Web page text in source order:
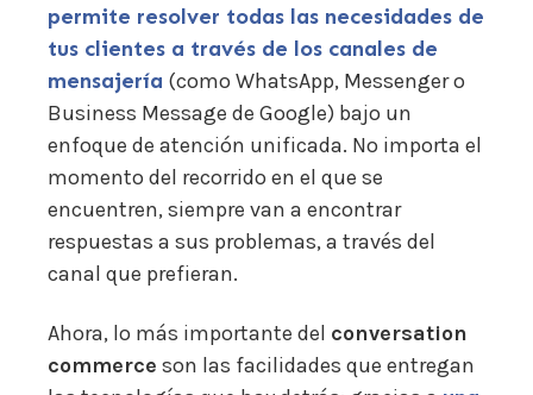
permite resolver todas las necesidades de
tus clientes a través de los canales de
mensajería (como WhatsApp, Messenger o
Business Message de Google) bajo un
enfoque de atención unificada. No importa el
momento del recorrido en el que se
encuentren, siempre van a encontrar
respuestas a sus problemas, a través del
canal que prefieran.
Ahora, lo más importante del conversation
commerce son las facilidades que entregan